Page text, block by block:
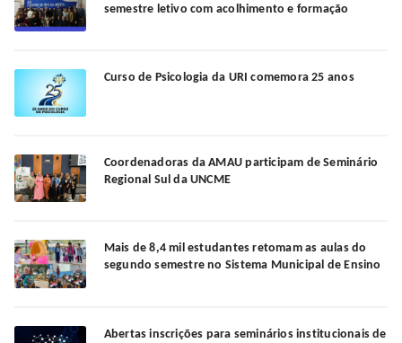
semestre letivo com acolhimento e formação
Curso de Psicologia da URI comemora 25 anos
Coordenadoras da AMAU participam de Seminário
Regional Sul da UNCME
Mais de 8,4 mil estudantes retomam as aulas do
segundo semestre no Sistema Municipal de Ensino
Abertas inscrições para seminários institucionais de